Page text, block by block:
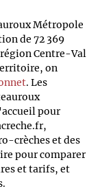
Métropole
de 72 369
Centre-Val
on
. Les
pour
crèches et des
pour comparer
et tarifs, et